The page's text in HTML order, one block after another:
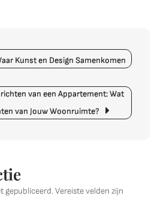
op
maat,
Leemans
Kunst en Design Samenkomen
van een Appartement: Wat
van Jouw Woonruimte?
gepubliceerd. Vereiste velden zijn